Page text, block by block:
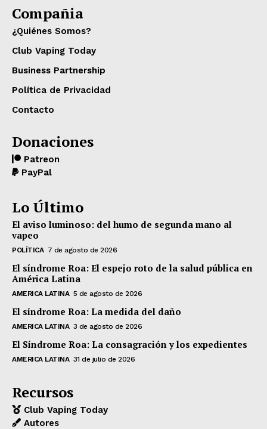
Compañia
¿Quiénes Somos?
Club Vaping Today
Business Partnership
Política de Privacidad
Contacto
Donaciones
Patreon
PayPal
Lo Último
El aviso luminoso: del humo de segunda mano al
vapeo
POLÍTICA 7 de agosto de 2026
El síndrome Roa: El espejo roto de la salud pública en
América Latina
AMERICA LATINA 5 de agosto de 2026
El síndrome Roa: La medida del daño
AMERICA LATINA 3 de agosto de 2026
El Síndrome Roa: La consagración y los expedientes
AMERICA LATINA 31 de julio de 2026
Recursos
Club Vaping Today
Autores